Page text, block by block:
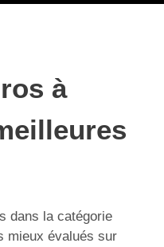
à
dans la catégorie
mieux évalués sur